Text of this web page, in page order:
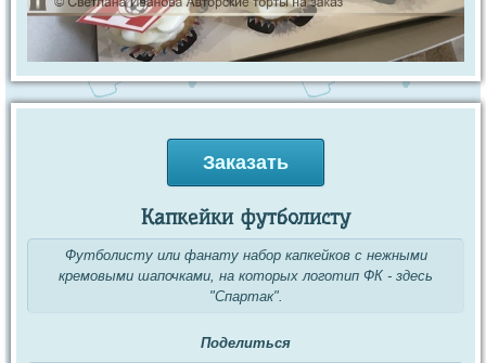
Заказать
Капкейки футболисту
Футболисту или фанату набор капкейков с нежными
кремовыми шапочками, на которых логотип ФК - здесь
"Спартак".
Поделиться